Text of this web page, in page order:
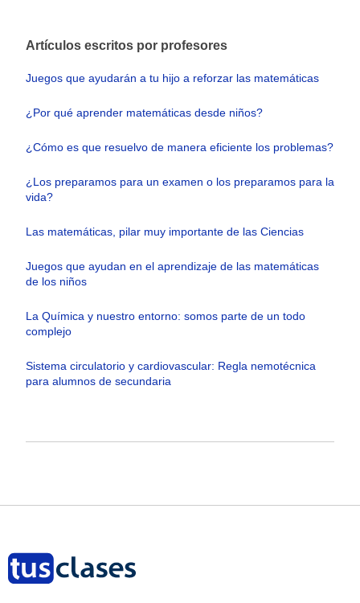
Artículos escritos por profesores
Juegos que ayudarán a tu hijo a reforzar las matemáticas
¿Por qué aprender matemáticas desde niños?
¿Cómo es que resuelvo de manera eficiente los problemas?
¿Los preparamos para un examen o los preparamos para la
vida?
Las matemáticas, pilar muy importante de las Ciencias
Juegos que ayudan en el aprendizaje de las matemáticas
de los niños
La Química y nuestro entorno: somos parte de un todo
complejo
Sistema circulatorio y cardiovascular: Regla nemotécnica
para alumnos de secundaria